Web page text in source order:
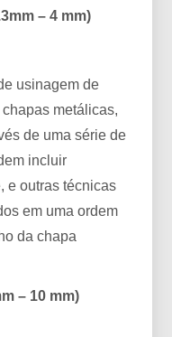
– 4 mm)
usinagem de
metálicas,
de uma série de
incluir
e outras técnicas
em uma ordem
da chapa
– 10 mm)